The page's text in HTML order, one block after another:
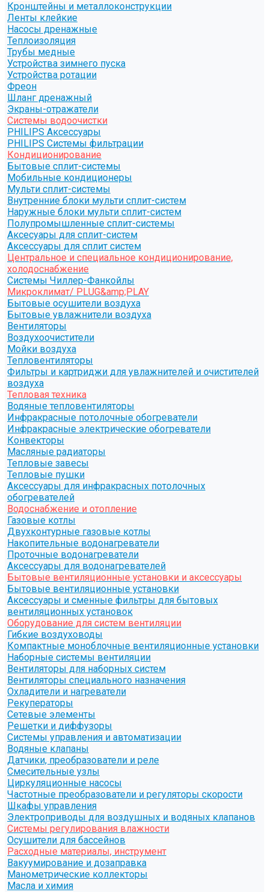
Кронштейны и металлоконструкции
Ленты клейкие
Насосы дренажные
Теплоизоляция
Трубы медные
Устройства зимнего пуска
Устройства ротации
Фреон
Шланг дренажный
Экраны-отражатели
Системы водоочистки
PHILIPS Аксессуары
PHILIPS Системы фильтрации
Кондиционирование
Бытовые сплит-системы
Мобильные кондиционеры
Мульти сплит-системы
Внутренние блоки мульти сплит-систем
Наружные блоки мульти сплит-систем
Полупромышленные сплит-системы
Аксесуары для сплит-систем
Аксессуары для сплит систем
Центральное и специальное кондиционирование,
холодоснабжение
Системы Чиллер-Фанкойлы
Микроклимат/ PLUG&amp;PLAY
Бытовые осушители воздуха
Бытовые увлажнители воздуха
Вентиляторы
Воздухоочистители
Мойки воздуха
Тепловентиляторы
Фильтры и картриджи для увлажнителей и очистителей
воздуха
Тепловая техника
Водяные тепловентиляторы
Инфракрасные потолочные обогреватели
Инфракрасные электрические обогреватели
Конвекторы
Масляные радиаторы
Тепловые завесы
Тепловые пушки
Аксессуары для инфракрасных потолочных
обогревателей
Водоснабжение и отопление
Газовые котлы
Двухконтурные газовые котлы
Накопительные водонагреватели
Проточные водонагреватели
Аксессуары для водонагревателей
Бытовые вентиляционные установки и аксессуары
Бытовые вентиляционные установки
Аксессуары и сменные фильтры для бытовых
вентиляционных установок
Оборудование для систем вентиляции
Гибкие воздуховоды
Компактные моноблочные вентиляционные установки
Наборные системы вентиляции
Вентиляторы для наборных систем
Вентиляторы специального назначения
Охладители и нагреватели
Рекуператоры
Сетевые элементы
Решетки и диффузоры
Системы управления и автоматизации
Водяные клапаны
Датчики, преобразователи и реле
Смесительные узлы
Циркуляционные насосы
Частотные преобразователи и регуляторы скорости
Шкафы управления
Электроприводы для воздушных и водяных клапанов
Системы регулирования влажности
Осушители для бассейнов
Расходные материалы, инструмент
Вакуумирование и дозаправка
Манометрические коллекторы
Масла и химия